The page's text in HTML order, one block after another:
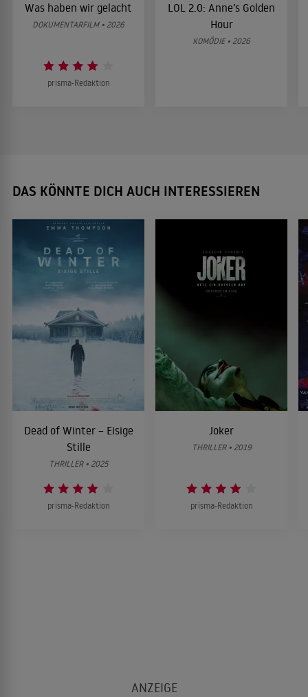
Was haben wir gelacht
DOKUMENTARFILM • 2026
prisma-Redaktion
LOL 2.0: Anne’s Golden
Hour
KOMÖDIE • 2026
DAS KÖNNTE DICH AUCH INTERESSIEREN
Dead of Winter – Eisige
Stille
THRILLER • 2025
prisma-Redaktion
Joker
THRILLER • 2019
prisma-Redaktion